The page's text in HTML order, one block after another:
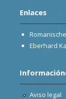
Enlaces
Eberhard
Aviso legal